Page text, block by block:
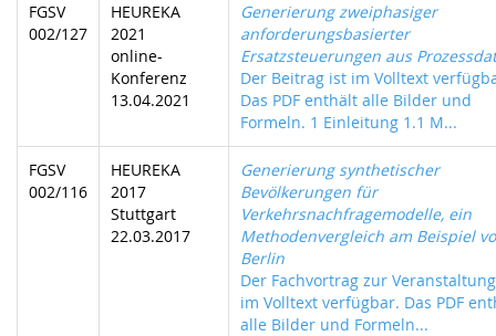
FGSV
002/127
HEUREKA
2021
online-
Konferenz
13.04.2021
Generierung zweiphasiger
anforderungsbasierter
Ersatzsteuerungen aus
Der Beitrag ist im Volltext
Das PDF enthält alle Bilder und
Formeln. 1 Einleitung 1.1 M...
FGSV
002/116
HEUREKA
2017
Stuttgart
22.03.2017
Generierung synthetischer
Bevölkerungen für
Verkehrsnachfragemodelle, ein
Methodenvergleich am Beispiel
Berlin
Der Fachvortrag zur
im Volltext verfügbar. Das PDF
alle Bilder und Formeln...